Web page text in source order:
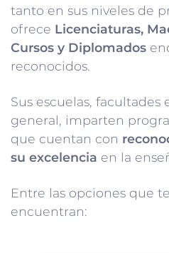
tanto en sus niveles de
ofrece Licenciaturas,
Cursos y Diplomados
reconocidos.
Sus escuelas, facultades
general, imparten
que cuentan con
su excelencia en la
Entre las opciones que
encuentran: